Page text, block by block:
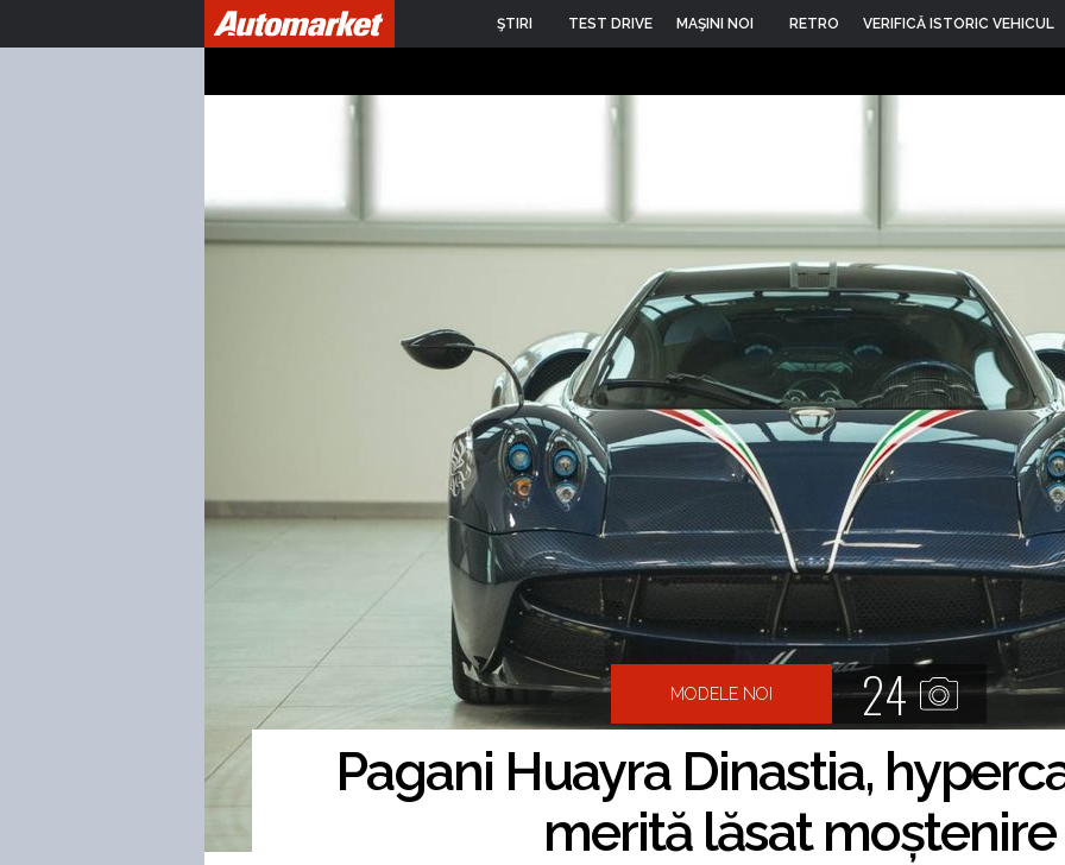
ŞTIRI TEST DRIVE MAŞINI NOI RETRO VERIFICĂ ISTORIC VEHICUL
MODELE NOI 24
Pagani Huayra Dinastia,
merită lăsat moștenire